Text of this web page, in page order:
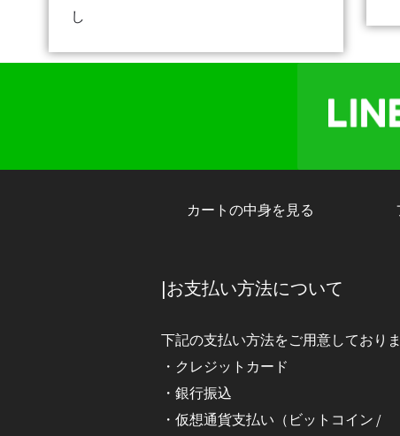
し
カートの中身を見る
|お支払い方法について
下記の支払い方法をご用意しておりま
・クレジットカード
・銀行振込
・仮想通貨支払い（ビットコイン /